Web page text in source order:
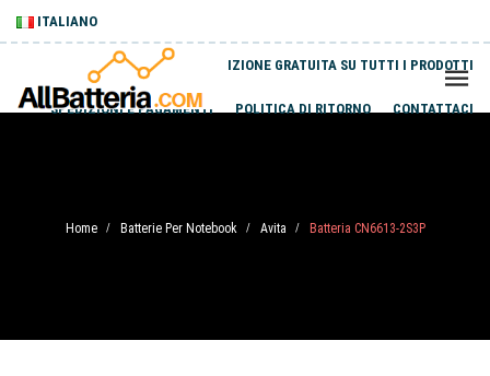
ITALIANO
SPEDIZIONE GRATUITA SU TUTTI I PRODOTTI
SPEDIZIONI E PAGAMENTI POLITICA DI RITORNO CONTATTACI
Home / Batterie Per Notebook / Avita / Batteria CN6613-2S3P